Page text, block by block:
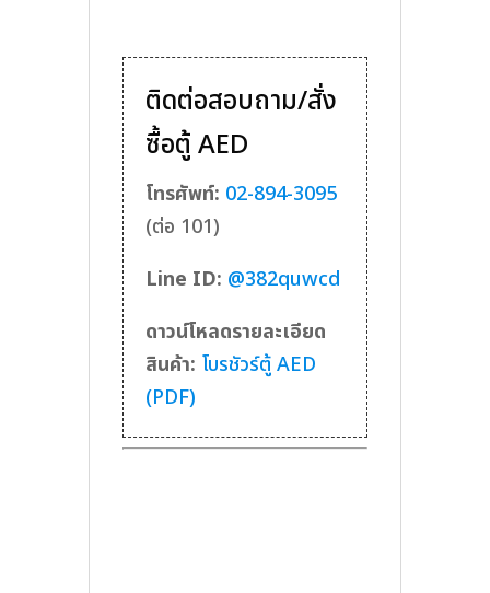
ติดต่อสอบถาม/สั่ง
ซื้อตู้ AED
โทรศัพท์: 02-894-3095
(ต่อ 101)
Line ID: @382quwcd
ดาวน์โหลดรายละเอียด
สินค้า: โบรชัวร์ตู้ AED
(PDF)